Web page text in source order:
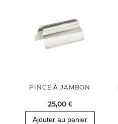
PINCE À JAMBON
25,00 €
Ajouter au panier